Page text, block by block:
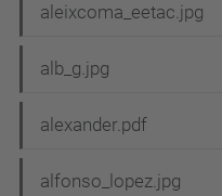
aleixcoma_eetac.jpg
alb_g.jpg
alexander.pdf
alfonso_lopez.jpg